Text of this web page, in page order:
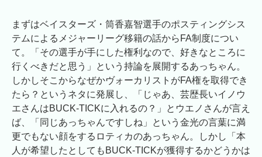
まずはベイスターズ・筒香嘉智選手のポスティングシス
テムによるメジャーリーグ移籍の話からFA制度につい
て。「その選手が手にした権利なので、好きなところに
行くべきだと思う」という持論を展開するあっちゃん。
しかしそこからなぜかヴォーカリストがFA権を取得でき
たら？というネタに発展し、「じゃあ、芸歴長いイノウ
エさんはBUCK-TICKに入れるの？」とウエノさんが言え
ば、「同じあっちゃんですしね」という金光の言葉に満
更でもない顔をするロティカのあっちゃん。しかし「本
人が希望したとしてもBUCK-TICKが獲得するかどうかは